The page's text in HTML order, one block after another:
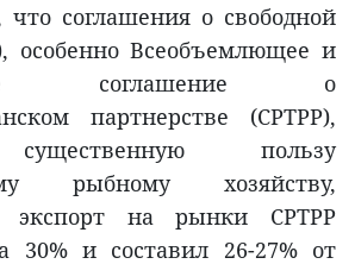
соглашения о свободной
особенно Всеобъемлющее и
соглашение о
партнерстве (CPTPP),
пользу
рыбному хозяйству,
экспорт на рынки CPTPP
30% и составил 26-27% от